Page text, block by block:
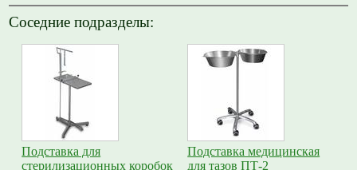
Соседние подразделы:
Подставка для
стерилизационных коробок
Подставка медицинская
для тазов ПТ-2